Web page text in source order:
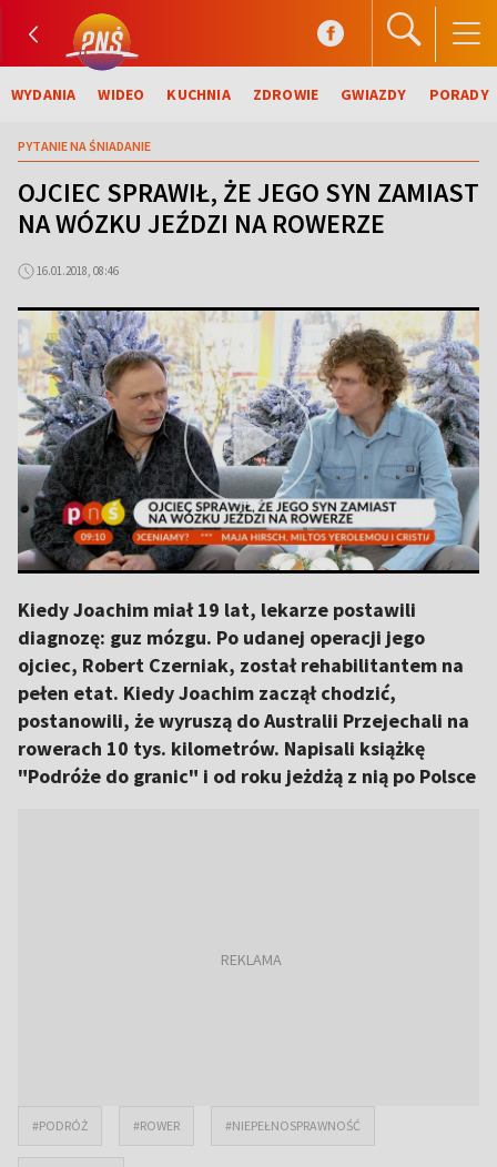
WYDANIA WIDEO KUCHNIA ZDROWIE GWIAZDY PORADY
PYTANIE NA ŚNIADANIE
OJCIEC SPRAWIŁ, ŻE JEGO SYN ZAMIAST
NA WÓZKU JEŹDZI NA ROWERZE
16.01.2018, 08:46
Kiedy Joachim miał 19 lat, lekarze postawili
diagnozę: guz mózgu. Po udanej operacji jego
ojciec, Robert Czerniak, został rehabilitantem na
pełen etat. Kiedy Joachim zaczął chodzić,
postanowili, że wyruszą do Australii Przejechali na
rowerach 10 tys. kilometrów. Napisali książkę
"Podróże do granic" i od roku jeżdżą z nią po Polsce
#PODRÓŻ #ROWER #NIEPEŁNOSPRAWNOŚĆ